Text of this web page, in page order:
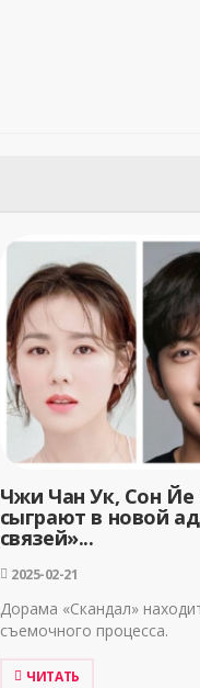
Чжи Чан Ук, Сон
сыграют в новой
связей»...
2025-02-21
Дорама «Скандал»
съемочного процесса.
ЧИТАТЬ